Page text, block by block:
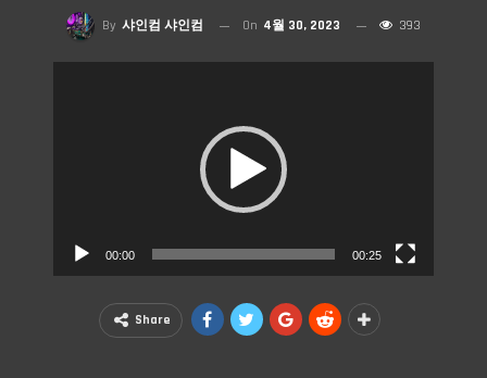
By 샤인컴 샤인컴 On 4월 30, 2023 393
비디오 플레이어
00:00 00:25
Share